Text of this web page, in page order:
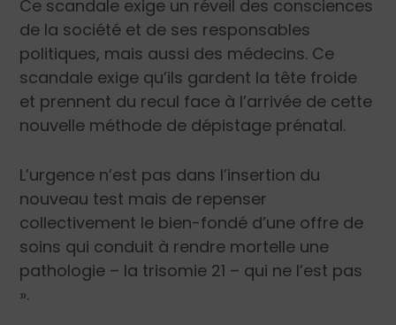
Ce scandale exige un réveil des consciences
de la société et de ses responsables
politiques, mais aussi des médecins. Ce
scandale exige qu’ils gardent la tête froide
et prennent du recul face à l’ar­rivée de cette
nouvelle méthode de dépistage prénatal.
L’urgence n’est pas dans l’insertion du
nouveau test mais de repenser
collectivement le bien-fon­dé d’une offre de
soins qui conduit à rendre mortelle une
pathologie – la trisomie 21 – qui ne l’est pas
».